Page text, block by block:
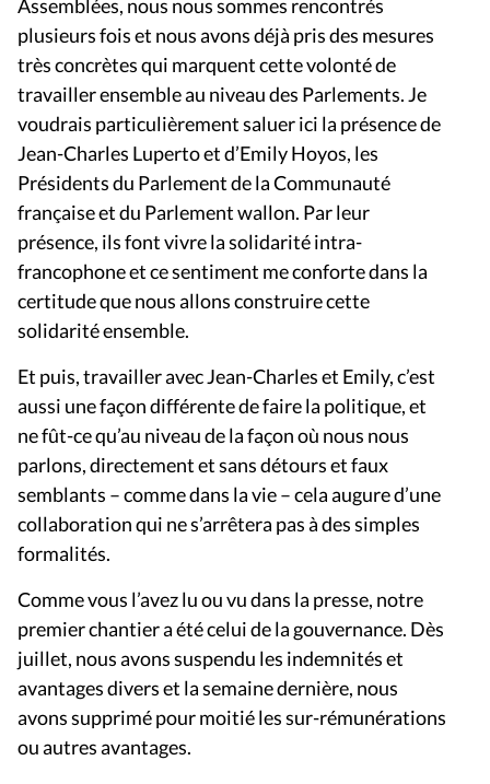
Assemblées, nous nous sommes rencontrés
plusieurs fois et nous avons déjà pris des mesures
très concrètes qui marquent cette volonté de
travailler ensemble au niveau des Parlements. Je
voudrais particulièrement saluer ici la présence de
Jean-Charles Luperto et d’Emily Hoyos, les
Présidents du Parlement de la Communauté
française et du Parlement wallon. Par leur
présence, ils font vivre la solidarité intra-
francophone et ce sentiment me conforte dans la
certitude que nous allons construire cette
solidarité ensemble.
Et puis, travailler avec Jean-Charles et Emily, c’est
aussi une façon différente de faire la politique, et
ne fût-ce qu’au niveau de la façon où nous nous
parlons, directement et sans détours et faux
semblants – comme dans la vie – cela augure d’une
collaboration qui ne s’arrêtera pas à des simples
formalités.
Comme vous l’avez lu ou vu dans la presse, notre
premier chantier a été celui de la gouvernance. Dès
juillet, nous avons suspendu les indemnités et
avantages divers et la semaine dernière, nous
avons supprimé pour moitié les sur-rémunérations
ou autres avantages.